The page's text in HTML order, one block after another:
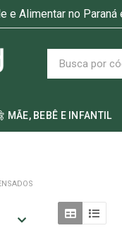
e Alimentar no Paraná
MÃE, BEBÊ E INFANTIL